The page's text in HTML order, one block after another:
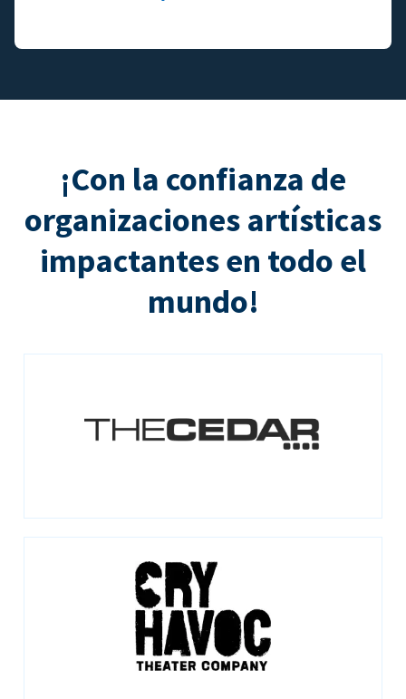
¡Con la confianza de
organizaciones artísticas
impactantes en todo el
mundo!